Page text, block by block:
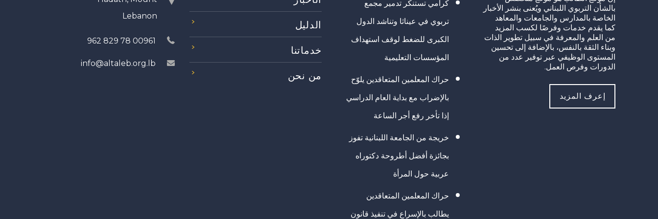
بالشأن التربوي اللبناني ويُعنى بنشر الأخبار
الخاصة بالمدارس والجامعات والمعاهد
كما يقدم خدمات وفرصًا لكسب المزيد
من العلم والمعرفة في سبيل تطوير الذات
وبناء الثقة بالنفس، بالإضافة إلى تحسين
المستوى الوظيفي عبر توفير عدد من
الدورات وفرص العمل.
إعرف المزيد
كرامي تستنكر تدمير مجمع
تربوي في عيناثا وتناشد الدول
الكبرى للضغط لوقف استهداف
المؤسسات التعليمية
حراك المعلمين المتعاقدين يلوّح
بالإضراب مع بداية العام الدراسي
إذا تأخر رفع أجر الساعة
خريجة من الجامعة اللبنانية تفوز
بجائزة أفضل أطروحة دكتوراه
عربية حول المرأة
حراك المعلمين المتعاقدين
يطالب بالإسراع في تنفيذ قانون
الدليل
خدماتنا
من نحن
Lebanon
00961 78 829 962
info@altaleb.org.lb